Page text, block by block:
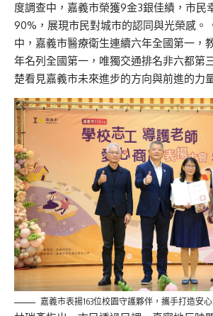
度調查中，嘉義市榮獲9金3銀佳績，市民
90%，展現市民對城市的認同與光榮感。
中，嘉義市醫療衛生連續六年全國第一，
年名列全國第一，唯獨交通排名非六都第
楚看見嘉義市未來進步的方向與前進的力
嘉義市表揚163位校園守護夥伴，攜手打造安